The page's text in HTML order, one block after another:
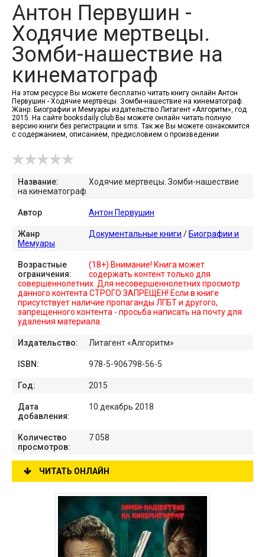
Антон Первушин -
Ходячие мертвецы.
Зомби-нашествие на
кинематограф
На этом ресурсе Вы можете бесплатно читать книгу онлайн Антон
Первушин - Ходячие мертвецы. Зомби-нашествие на кинематограф.
Жанр: Биографии и Мемуары издательство Литагент «Алгоритм», год
2015. На сайте booksdaily.club Вы можете онлайн читать полную
версию книги без регистрации и sms. Так же Вы можете ознакомится
с содержанием, описанием, предисловием о произведении
Название:
Ходячие мертвецы. Зомби-нашествие
на кинематограф
Автор Антон Первушин
Жанр Документальные книги / Биографии и
Мемуары
Возрастные
ограничения:
(18+) Внимание! Книга может
содержать контент только для
совершеннолетних. Для несовершеннолетних просмотр
данного контента СТРОГО ЗАПРЕЩЕН! Если в книге
присутствует наличие пропаганды ЛГБТ и другого,
запрещенного контента - просьба написать на почту для
удаления материала.
Издательство: Литагент «Алгоритм»
ISBN: 978-5-906798-56-5
Год: 2015
Дата
добавления:
10 декабрь 2018
Количество
просмотров:
7 058
ЧИТАТЬ ОНЛАЙН